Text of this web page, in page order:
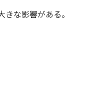
な影響がある。